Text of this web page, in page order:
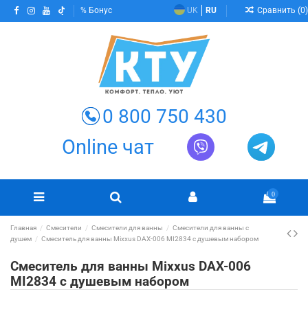
Бонус UK RU Сравнить (0)
0 800 750 430
Online чат
0
Главная Смесители Смесители для ванны
Смесители для ванны с
душем
Смеситель для ванны Mixxus DAX-006 MI2834 с душевым набором
Смеситель для ванны Mixxus DAX-006
MI2834 с душевым набором